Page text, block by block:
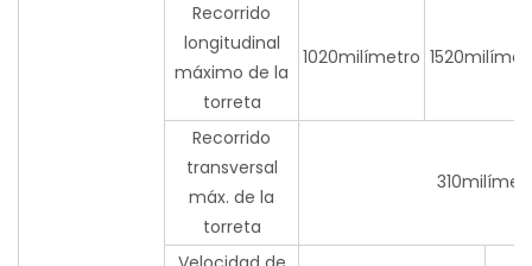
Recorrido
longitudinal
máximo de la
torreta
1020milímetro
Recorrido
transversal
máx. de la
torreta